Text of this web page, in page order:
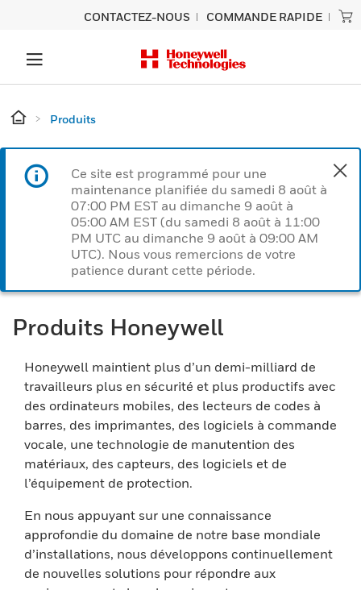
CONTACTEZ-NOUS COMMANDE RAPIDE
Produits
Ce site est programmé pour une
maintenance planifiée du samedi 8 août à
07:00 PM EST au dimanche 9 août à
05:00 AM EST (du samedi 8 août à 11:00
PM UTC au dimanche 9 août à 09:00 AM
UTC). Nous vous remercions de votre
patience durant cette période.
Produits Honeywell
Honeywell maintient plus d’un demi-milliard de
travailleurs plus en sécurité et plus productifs avec
des ordinateurs mobiles, des lecteurs de codes à
barres, des imprimantes, des logiciels à commande
vocale, une technologie de manutention des
matériaux, des capteurs, des logiciels et de
l’équipement de protection.
En nous appuyant sur une connaissance
approfondie du domaine de notre base mondiale
d’installations, nous développons continuellement
de nouvelles solutions pour répondre aux